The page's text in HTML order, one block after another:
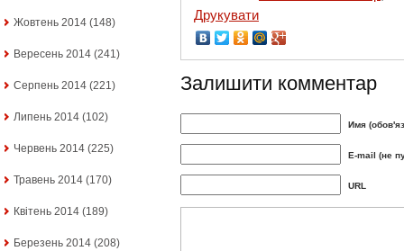
Жовтень 2014 (148)
Вересень 2014 (241)
Серпень 2014 (221)
Липень 2014 (102)
Червень 2014 (225)
Травень 2014 (170)
Квітень 2014 (189)
Березень 2014 (208)
Друкувати
Залишити комментар
Имя
E-mail (не
URL